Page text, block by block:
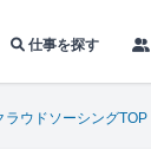
仕事を探す
ラウドソーシングTOP